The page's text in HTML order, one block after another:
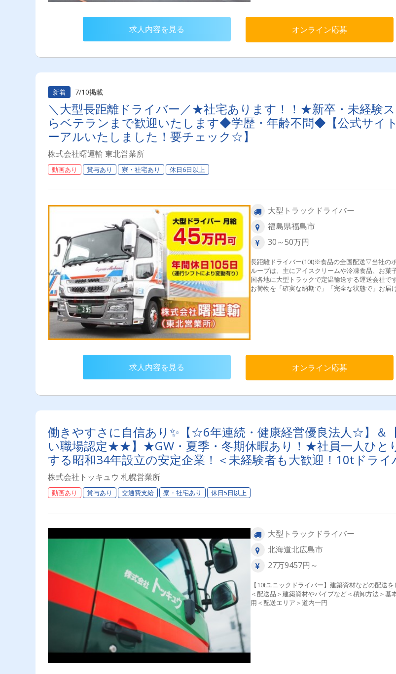
求人内容を見る オンライン応募
新着 7/10掲載
＼大型長距離ドライバー／★社宅あります！！★新卒・未経験
らベテランまで歓迎いたします◆学歴・年齢不問◆【公式サイ
ーアルいたしました！要チェック☆】
株式会社曙運輸 東北営業所
動画あり 賞与あり 寮・社宅あり 休日6日以上
大型トラックドライバー
福島県福島市
30～50万円
長距離ドライバー(10t)※食品の全国配送▽当社の
ループは、主にアイスクリームや冷凍食品、お菓
国各地に大型トラックで定温輸送する運送会社で
お荷物を「確実な納期で」「完全な状態で」お届
求人内容を見る オンライン応募
働きやすさに自信あり✨【☆6年連続・健康経営優良法人☆】＆
い職場認定★★】★GW・夏季・冬期休暇あり！★社員一人ひと
する昭和34年設立の安定企業！＜未経験者も大歓迎！10tドライ
株式会社トッキュウ 札幌営業所
動画あり 賞与あり 交通費支給 寮・社宅あり 休日5日以上
大型トラックドライバー
北海道北広島市
27万9457円～
【10tユニックドライバー】建築資材などの配送を
＜配送品＞建築資材やパイプなど＜積卸方法＞基
用＜配送エリア＞道内一円